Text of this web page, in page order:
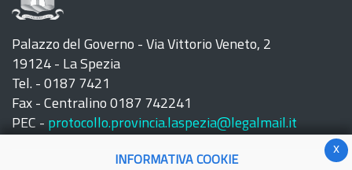
Palazzo del Governo - Via Vittorio Veneto, 2
19124 - La Spezia
Tel. - 0187 7421
Fax - Centralino 0187 742241
PEC - protocollo.provincia.laspezia@legalmail.it
x
INFORMATIVA COOKIE